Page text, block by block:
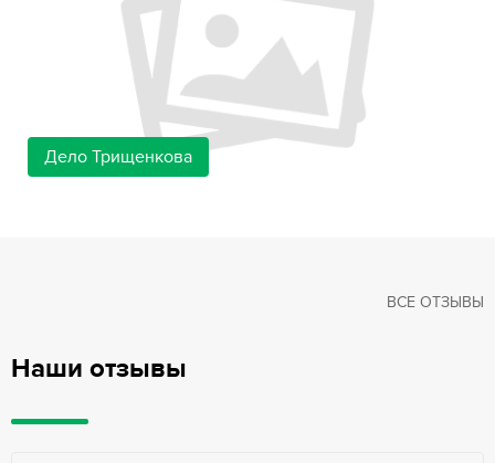
Дело Трищенкова
Наши отзывы
ВСЕ ОТЗЫВЫ